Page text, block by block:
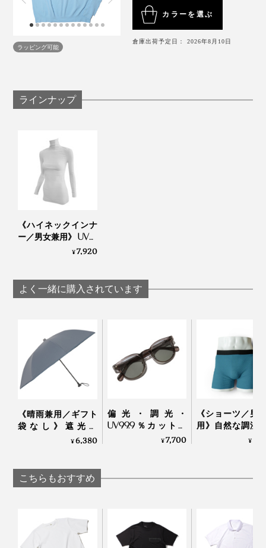
下着の上にこれ一枚で外出しても大丈夫
首がキレイに見える襟ぐり
二の腕をほっそり見せる袖の長さ
締まりすぎない裾のリブ
さまざまな体型の人に試着してもらって、ディテールに
一枚着としてはもちろん、ジャケットやカーディガンな
て、二の腕もさりげなくカバーしてくれるので、上着の
脱ぎ着を躊躇しなくてすみます。
ラッピング可能
カラーを選ぶ
倉庫出荷予定日： 2026年8月10日
ラインナップ
《ハイネックインナ
ー／男女兼用》 UVカ
ット98％、縫い目な
Salari
¥7,920
よく一緒に購入されています
《晴雨兼用／ギフト
袋なし》遮光率
100％、折り畳まな
¥6,380
偏光・調光・
UV99.9％カットの
「おしゃれグラス」
¥7,700
《ショーツ／男
用》自然な調湿
温・防臭、フリ
¥
こちらもおすすめ